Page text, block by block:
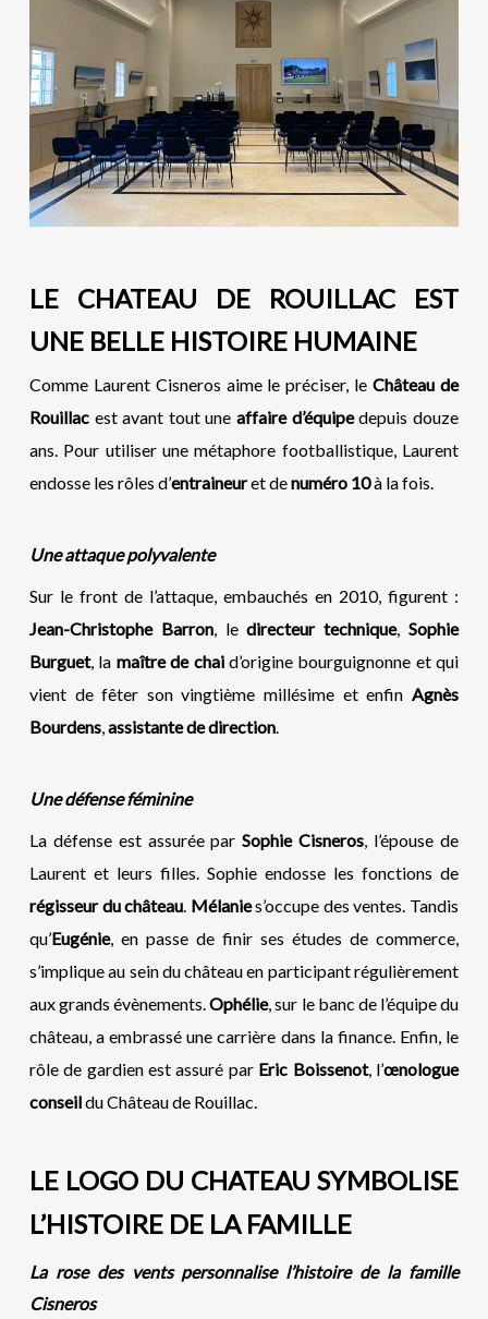
LE CHATEAU DE ROUILLAC EST
UNE BELLE HISTOIRE HUMAINE
Comme Laurent Cisneros aime le préciser, leChâteau de
Rouillacest avant tout uneaffaire d’équipedepuis douze
ans. Pour utiliser une métaphore footballistique, Laurent
endosse les rôles d’entraineuret denuméro 10à la fois.
Une attaque polyvalente
Sur le front de l’attaque, embauchés en 2010, figurent :
Jean-Christophe Barron, ledirecteur technique,Sophie
Burguet, la maître de chaid’origine bourguignonne et qui
vient de fêter son vingtième millésime et enfin Agnès
Bourdens, assistante de direction.
Une défense féminine
La défense est assurée parSophie Cisneros , l’épouse de
Laurent et leurs filles. Sophie endosse les fonctions de
régisseur du château Mélanies’occupe des ventes. Tandis
qu’Eugénie, en passe de finir ses études de commerce,
s’implique au sein du château en participant régulièrement
aux grands évènements.Ophélie, sur le banc de l’équipe du
château, a embrassé une carrière dans la finance. Enfin, le
rôle de gardien est assuré par Eric Boissenot, l’œnologue
conseildu Château de Rouillac.
LE LOGO DU CHATEAU SYMBOLISE
L’HISTOIRE DE LA FAMILLE
La rose des vents personnalise l’histoire de la famille
Cisneros